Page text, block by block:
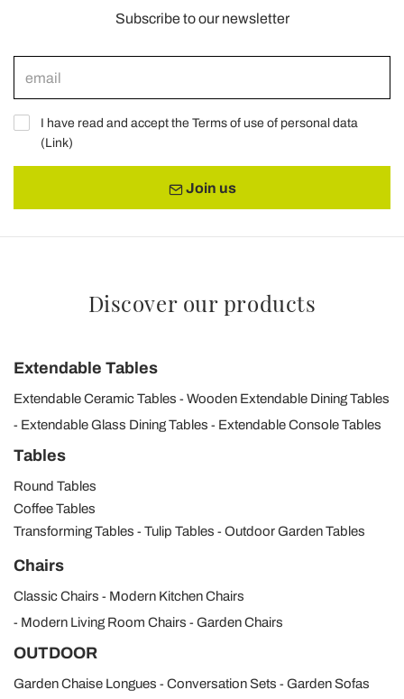
Subscribe to our newsletter
I have read and accept the Terms of use of personal data
(Link)
Join us
Discover our products
Extendable Tables
Extendable Ceramic Tables
Wooden Extendable Dining Tables
Extendable Glass Dining Tables
Extendable Console Tables
Tables
Round Tables
Coffee Tables
Transforming Tables
Tulip Tables Outdoor Garden Tables
Chairs
Classic Chairs
Modern Kitchen Chairs
Modern Living Room Chairs
Garden Chairs
OUTDOOR
Garden Chaise Longues Conversation Sets
Garden Sofas